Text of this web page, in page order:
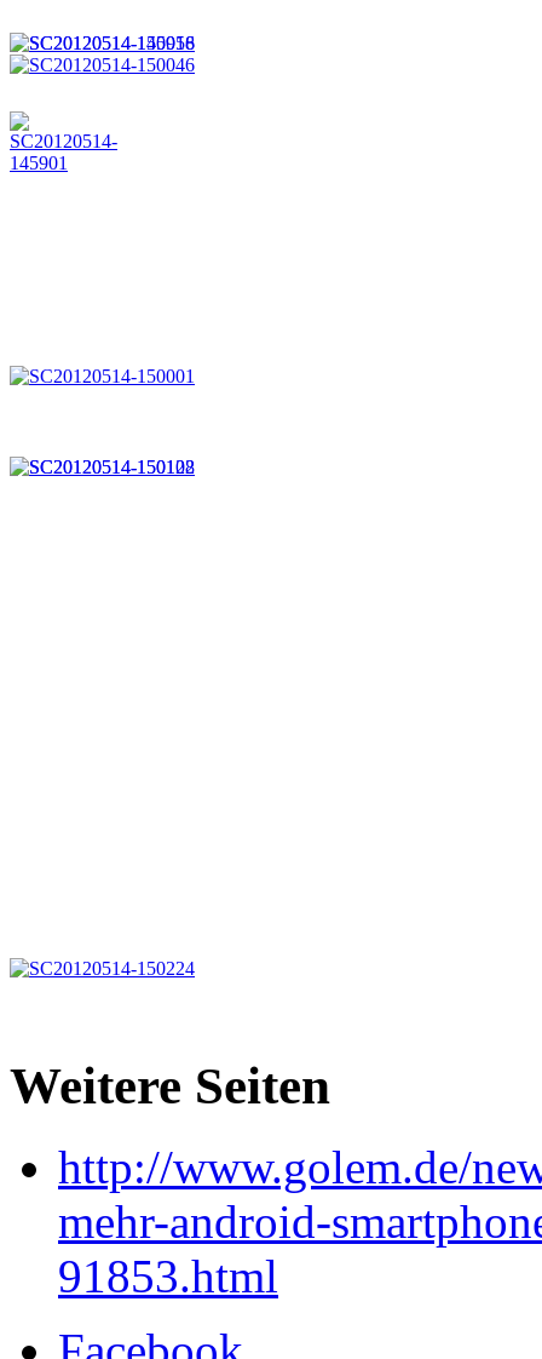
Weitere Seiten
http://www.golem.de/
mehr-android-
91853.html